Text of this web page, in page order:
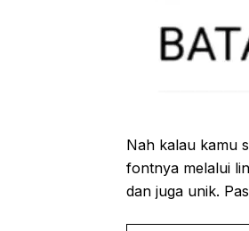
Nah kalau kamu
fontnya melalui
dan juga unik.